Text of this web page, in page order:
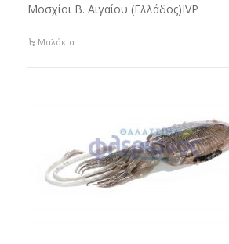
Μοσχίοι Β. Αιγαίου (Ελλάδος)IVP
Μαλάκια